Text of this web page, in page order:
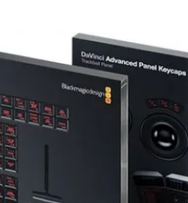
В комплект входят все
Panel и Search Dial Panel